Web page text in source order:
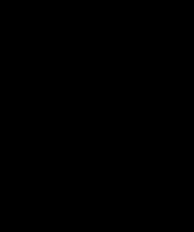
nuestra